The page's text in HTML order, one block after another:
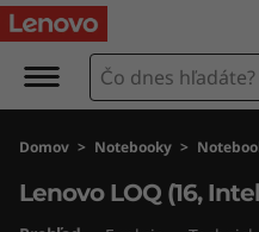
L
n
o
Domov > Notebooky >
Lenovo LOQ (16,